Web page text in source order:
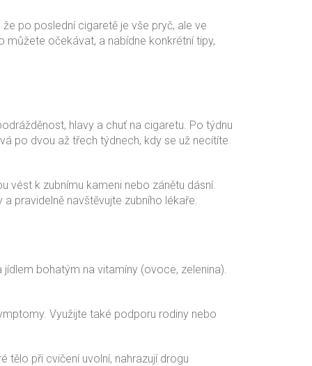
po poslední cigaretě je vše pryč, ale ve
očekávat, a nabídne konkrétní tipy,
hlavy a chuť na cigaretu. Po týdnu
po dvou až třech týdnech, kdy se už necítíte
vést k zubnímu kameni nebo zánětu dásní.
pravidelně navštěvujte zubního lékaře.
bohatým na vitamíny (ovoce, zelenina).
Využijte také podporu rodiny nebo
tělo při cvičení uvolní, nahrazují drogu